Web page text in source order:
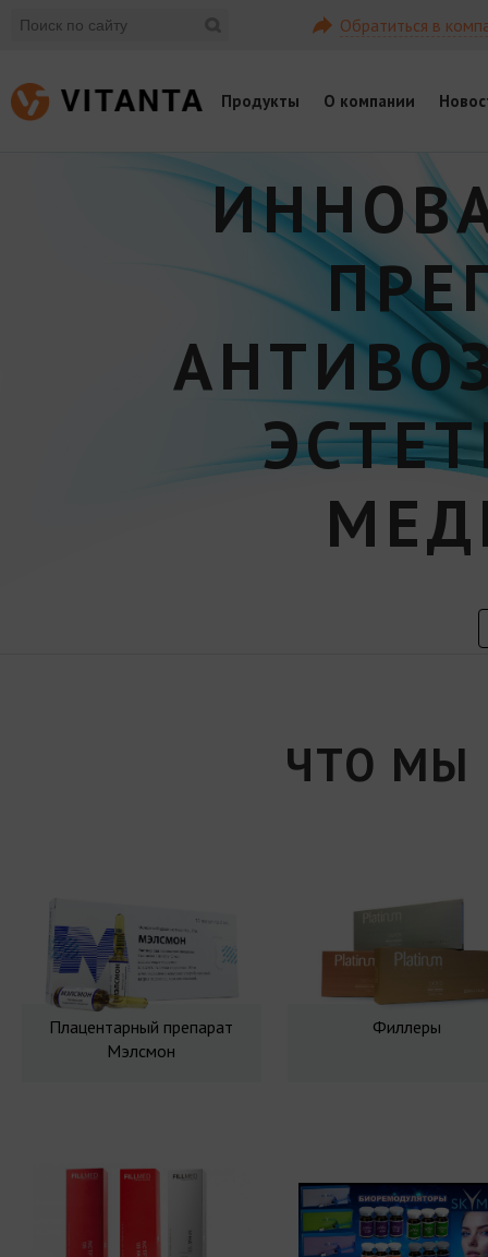
Обратиться в
Продукты О компании
ЧТО МЫ
Плацентарный препарат
Мэлсмон
Филлеры